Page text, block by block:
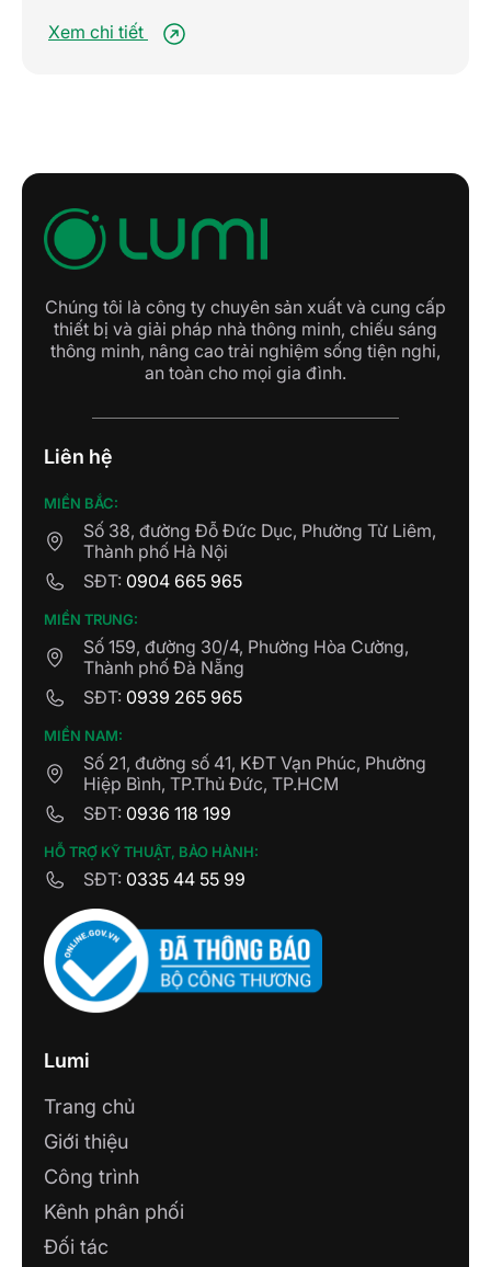
tiện nghi
Xem chi tiết
Chúng tôi là công ty chuyên sản xuất và cung cấp
thiết bị và giải pháp nhà thông minh, chiếu sáng
thông minh, nâng cao trải nghiệm sống tiện nghi,
an toàn cho mọi gia đình.
Liên hệ
MIỀN BẮC:
Số 38, đường Đỗ Đức Dục, Phường Từ Liêm,
Thành phố Hà Nội
SĐT: 0904 665 965
MIỀN TRUNG:
Số 159, đường 30/4, Phường Hòa Cường,
Thành phố Đà Nẵng
SĐT: 0939 265 965
MIỀN NAM:
Số 21, đường số 41, KĐT Vạn Phúc, Phường
Hiệp Bình, TP.Thủ Đức, TP.HCM
SĐT: 0936 118 199
HỖ TRỢ KỸ THUẬT, BẢO HÀNH:
SĐT: 0335 44 55 99
Lumi
Trang chủ
Giới thiệu
Công trình
Kênh phân phối
Đối tác